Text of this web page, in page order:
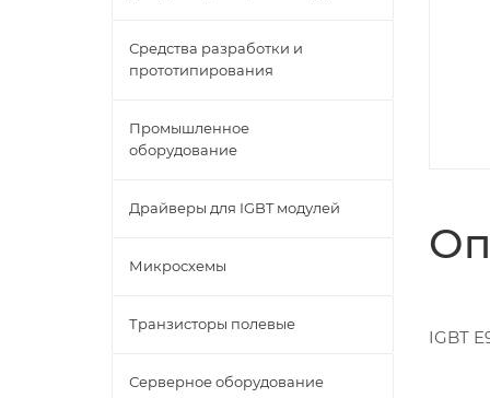
IGBT
Средства разработки и
прототипирования
Промышленное
оборудование
Драйверы для IGBT модулей
Микросхемы
Транзисторы полевые
Серверное оборудование